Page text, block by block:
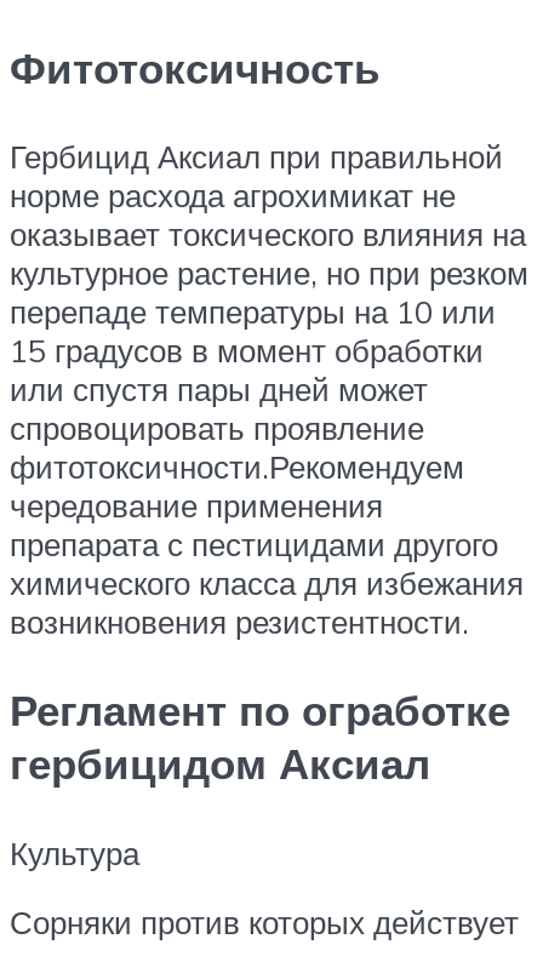
Фитотоксичность
Гербицид Аксиал при правильной
норме расхода агрохимикат не
оказывает токсического влияния на
культурное растение, но при резком
перепаде температуры на 10 или
15 градусов в момент обработки
или спустя пары дней может
спровоцировать проявление
фитотоксичности.Рекомендуем
чередование применения
препарата с пестицидами другого
химического класса для избежания
возникновения резистентности.
Регламент по огработке
гербицидом Аксиал
Культура
Сорняки против которых действует